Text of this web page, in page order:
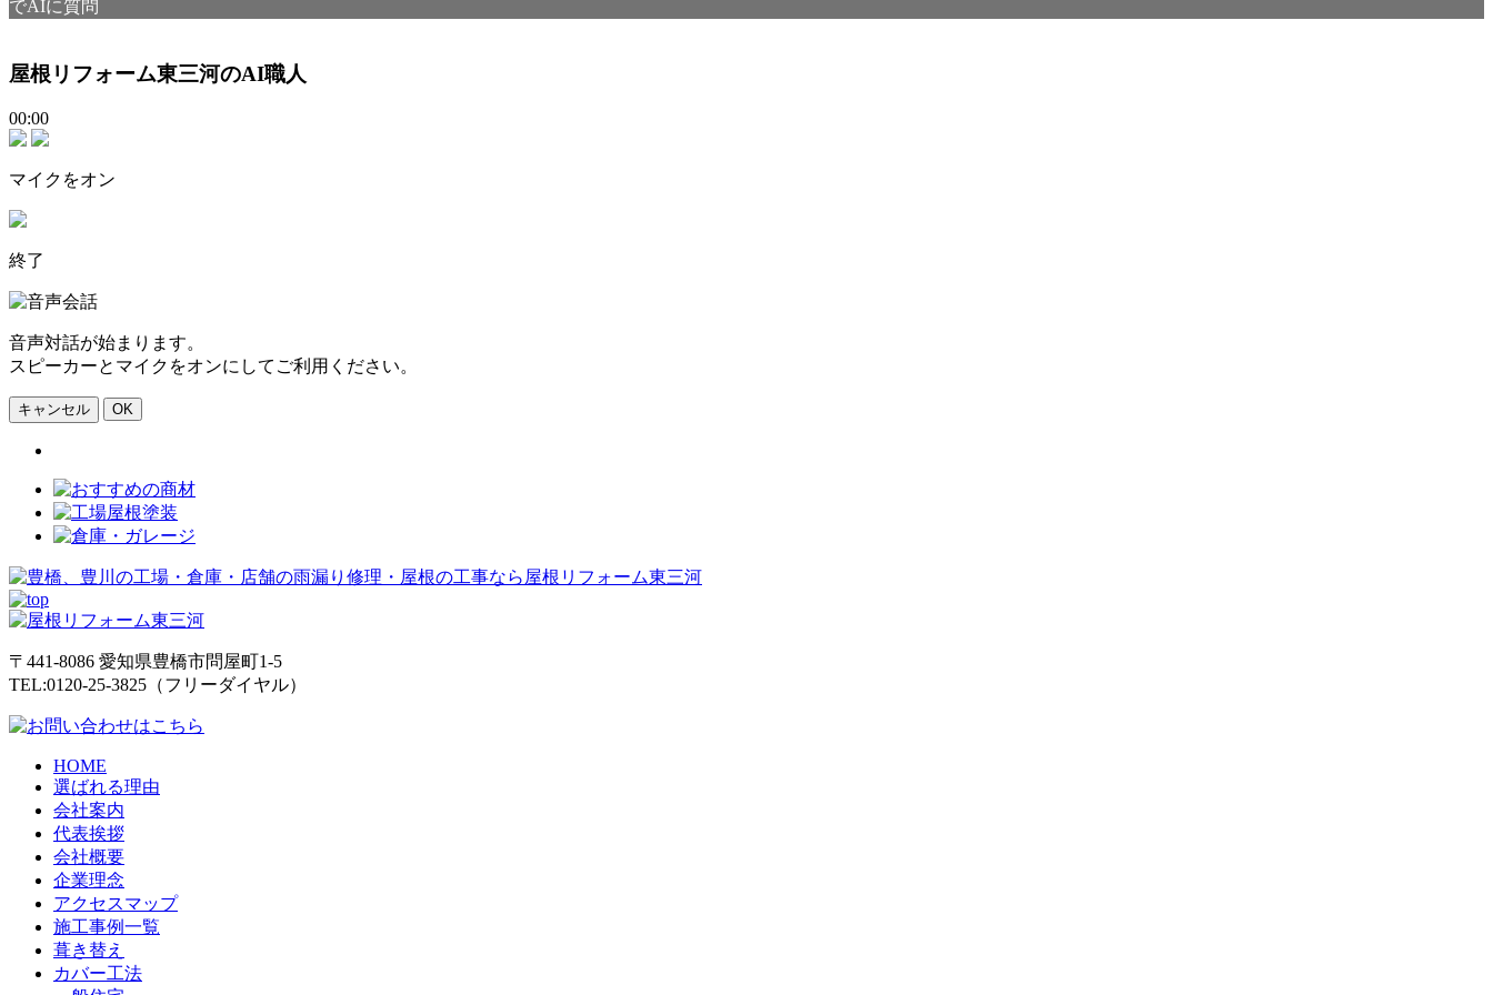
でAIに質問
屋根リフォーム東三河のAI職人
00:00
マイクをオン
終了
音声対話が始まります。
スピーカーとマイクをオンにしてご利用ください。
キャンセル OK
〒441-8086 愛知県豊橋市問屋町1-5
TEL:0120-25-3825（フリーダイヤル）
HOME
選ばれる理由
会社案内
代表挨拶
会社概要
企業理念
アクセスマップ
施工事例一覧
葺き替え
カバー工法